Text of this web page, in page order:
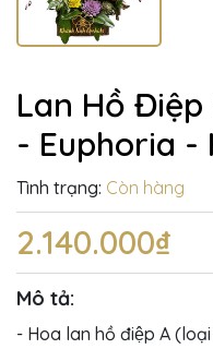
Lan Hồ Điệp
- Euphoria -
Tình trạng: Còn hàng
2.140.000₫
Mô tả:
- Hoa lan hồ điệp A (loại